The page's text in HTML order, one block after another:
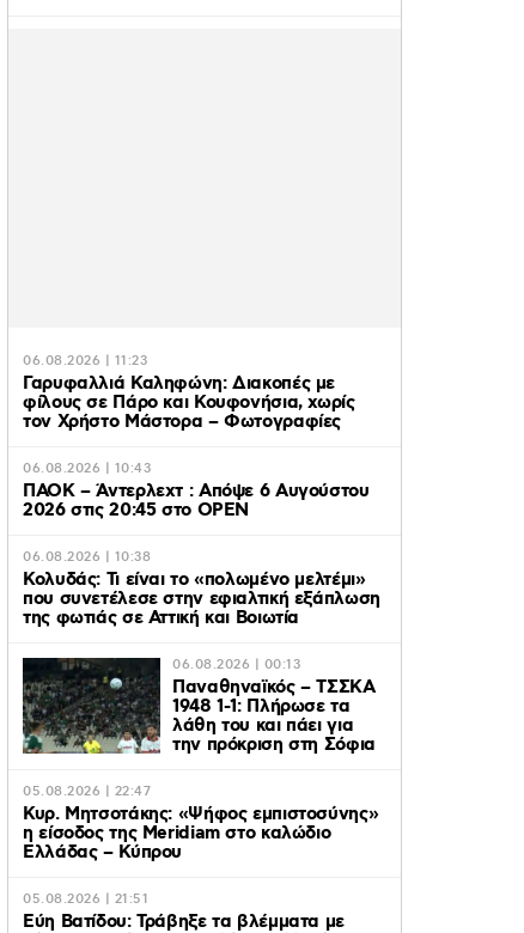
06.08.2026 | 11:23
Γαρυφαλλιά Καληφώνη: Διακοπές με
φίλους σε Πάρο και Κουφονήσια, χωρίς
τον Χρήστο Μάστορα – Φωτογραφίες
06.08.2026 | 10:43
ΠΑΟΚ – Άντερλεχτ : Απόψε 6 Αυγούστου
2026 στις 20:45 στο ΟΡΕΝ
06.08.2026 | 10:38
Κολυδάς: Τι είναι το «πολωμένο μελτέμι»
που συνετέλεσε στην εφιαλτική εξάπλωση
της φωτιάς σε Αττική και Βοιωτία
06.08.2026 | 00:13
Παναθηναϊκός – ΤΣΣΚΑ
1948 1-1: Πλήρωσε τα
λάθη του και πάει για
την πρόκριση στη Σόφια
05.08.2026 | 22:47
Κυρ. Μητσοτάκης: «Ψήφος εμπιστοσύνης»
η είσοδος της Meridiam στο καλώδιο
Ελλάδας – Κύπρου
05.08.2026 | 21:51
Εύη Βατίδου: Τράβηξε τα βλέμματα με